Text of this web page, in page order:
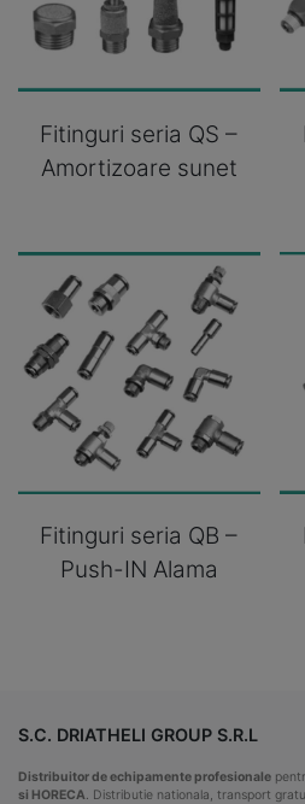
Fitinguri seria QS –
Amortizoare sunet
Fitinguri seria QB –
Push-IN Alama
S.C. DRIATHELI GROUP S.R.L
Distribuitor de echipamente profesionale
si HORECA . Distributie nationala, transport